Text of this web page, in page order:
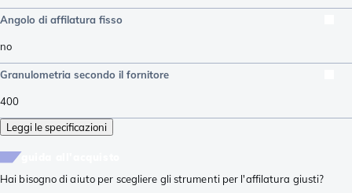
Angolo di affilatura fisso
no
Granulometria secondo il fornitore
400
Leggi le specificazioni
Hai bisogno di aiuto per scegliere gli strumenti per l'affilatura giusti?